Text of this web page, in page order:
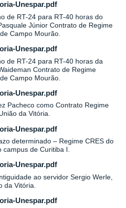
Unespar.pdf
de RT-24 para RT-40 horas do
Júnior Contrato de Regime
Campo Mourão.
Unespar.pdf
de RT-24 para RT-40 horas da
Contrato de Regime
Campo Mourão.
Unespar.pdf
Pacheco como Contrato Regime
da Vitória.
Unespar.pdf
determinado – Regime CRES do
de Curitiba I.
Unespar.pdf
ao servidor Sergio Werle,
da Vitória.
Unespar.pdf